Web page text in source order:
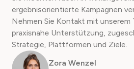
ergebnisorientierte Kampagnen
Nehmen Sie Kontakt mit unserem
praxisnahe Unterstützung,
Strategie, Plattformen und Ziele.
Zora Wenzel